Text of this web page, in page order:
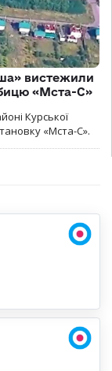
вистежили
«Мста-С»
Курської
«Мста-С».